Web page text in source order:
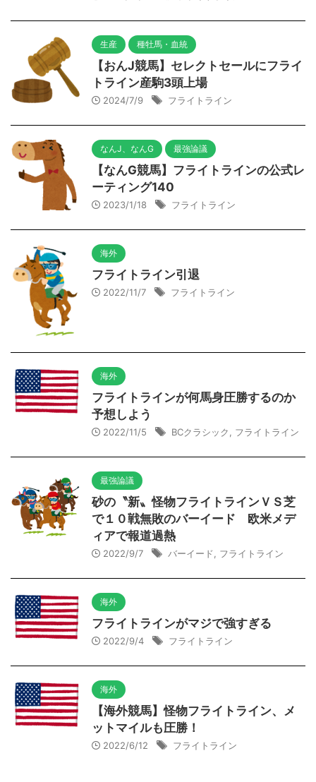
生産 種牡馬・血統
【おんJ競馬】セレクトセールにフライ
トライン産駒3頭上場
2024/7/9 フライトライン
なんJ、なんG 最強論議
【なんG競馬】フライトラインの公式レ
ーティング140
2023/1/18 フライトライン
海外
フライトライン引退
2022/11/7 フライトライン
海外
フライトラインが何馬身圧勝するのか
予想しよう
2022/11/5 BCクラシック フライトライン
最強論議
砂の〝新〟怪物フライトラインＶＳ芝
で１０戦無敗のバーイード 欧米メデ
ィアで報道過熱
2022/9/7 バーイード フライトライン
海外
フライトラインがマジで強すぎる
2022/9/4 フライトライン
海外
【海外競馬】怪物フライトライン、メ
ットマイルも圧勝！
2022/6/12 フライトライン